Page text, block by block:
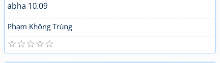
abha 10.09
Phạm Không Trùng
☆
☆
☆
☆
☆